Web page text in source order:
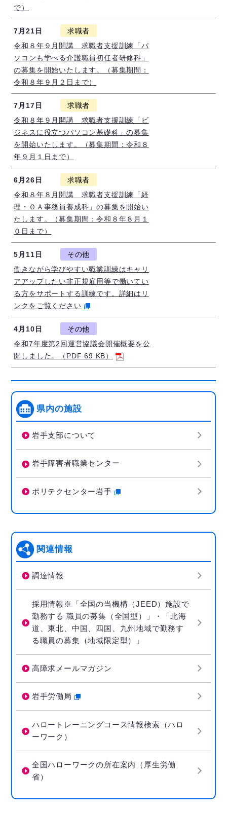
で）
7月21日
求職者
令和８年９月開講 求職者支援訓練「パ
ソコンも学べる介護職員初任者研修科」
の募集を開始いたします。（募集期間：
令和８年９月２日まで）
7月17日
求職者
令和８年９月開講 求職者支援訓練「ビ
ジネスに役立つパソコン基礎科」の募集
を開始いたします。（募集期間：令和８
年９月１日まで）
6月26日
求職者
令和８年８月開講 求職者支援訓練「経
理・ＯＡ事務員養成科」の募集を開始い
たします。（募集期間：令和８年８月１
０日まで）
5月11日
その他
働きながら学びやすい職業訓練はキャリ
アアップしたい非正規雇用等で働いてい
る方をサポートする訓練です。詳細はリ
ンクをご覧ください
4月10日
その他
令和7年度第2回運営協議会開催概要を公
開しました。（PDF 69 KB）
県内の施設
岩手支部について
岩手障害者職業センター
ポリテクセンター岩手
関連情報
調達情報
採用情報※「全国の当機構（JEED）施設で
勤務する 職員の募集（全国型）」・「北海
道、東北、中国、四国、九州地域で勤務す
る職員の募集（地域限定型）」
高障求メールマガジン
岩手労働局
ハロートレーニングコース情報検索（ハロ
ーワーク）
全国ハローワークの所在案内（厚生労働
省）